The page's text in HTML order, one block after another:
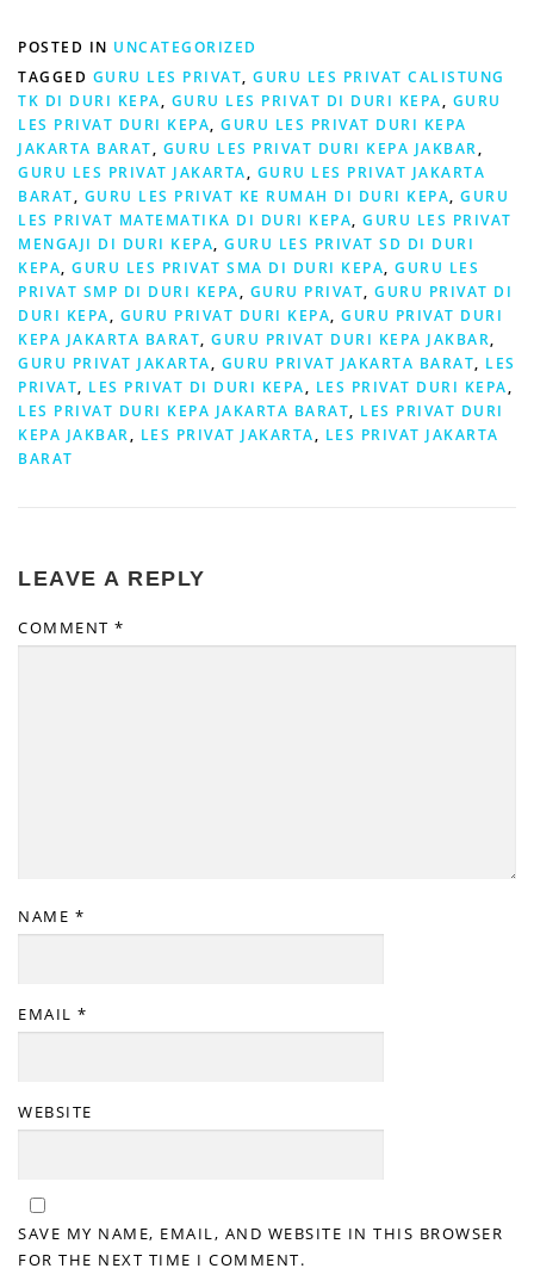
POSTED IN UNCATEGORIZED
TAGGED GURU LES PRIVAT, GURU LES PRIVAT CALISTUNG
TK DI DURI KEPA, GURU LES PRIVAT DI DURI KEPA, GURU
LES PRIVAT DURI KEPA, GURU LES PRIVAT DURI KEPA
JAKARTA BARAT, GURU LES PRIVAT DURI KEPA JAKBAR,
GURU LES PRIVAT JAKARTA, GURU LES PRIVAT JAKARTA
BARAT, GURU LES PRIVAT KE RUMAH DI DURI KEPA, GURU
LES PRIVAT MATEMATIKA DI DURI KEPA, GURU LES PRIVAT
MENGAJI DI DURI KEPA, GURU LES PRIVAT SD DI DURI
KEPA, GURU LES PRIVAT SMA DI DURI KEPA, GURU LES
PRIVAT SMP DI DURI KEPA, GURU PRIVAT, GURU PRIVAT DI
DURI KEPA, GURU PRIVAT DURI KEPA, GURU PRIVAT DURI
KEPA JAKARTA BARAT, GURU PRIVAT DURI KEPA JAKBAR,
GURU PRIVAT JAKARTA, GURU PRIVAT JAKARTA BARAT, LES
PRIVAT, LES PRIVAT DI DURI KEPA, LES PRIVAT DURI KEPA,
LES PRIVAT DURI KEPA JAKARTA BARAT, LES PRIVAT DURI
KEPA JAKBAR, LES PRIVAT JAKARTA, LES PRIVAT JAKARTA
BARAT
LEAVE A REPLY
COMMENT *
NAME *
EMAIL *
WEBSITE
SAVE MY NAME, EMAIL, AND WEBSITE IN THIS BROWSER
FOR THE NEXT TIME I COMMENT.